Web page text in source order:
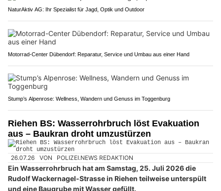
NaturAktiv AG: Ihr Spezialist für Jagd, Optik und Outdoor
Motorrad-Center Dübendorf: Reparatur, Service und Umbau aus einer Hand
Stump’s Alpenrose: Wellness, Wandern und Genuss im Toggenburg
Riehen BS: Wasserrohrbruch löst Evakuation
aus – Baukran droht umzustürzen
26.07.26 VON POLIZEI.NEWS REDAKTION
Ein Wasserrohrbruch hat am Samstag, 25. Juli 2026 die
Rudolf Wackernagel-Strasse in Riehen teilweise unterspült
und eine Baugrube mit Wasser gefüllt.